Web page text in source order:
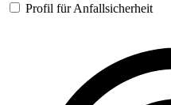
Profil für Anfallsicherheit